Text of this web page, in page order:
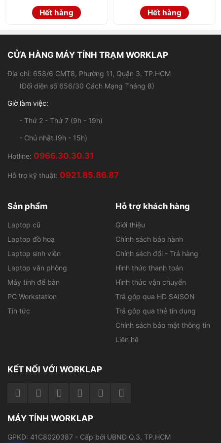
Thiết kế sang trọng, lịch sự đem đến sự yêu thích của
khách hàng
HP Elitebook Folio 9480M là dòng sản phẩm chuyên
dụng dành cho hướng tới người dùng là doanh nhân, chị
em yêu thích laptop thời trang, phong cách. HP
Elitebook Folio 9480M được các chuyên gia thiết kế
sang trọng, mảnh mai; chúng là sự phối hợp hài hoà
giữa hai màu tông lạnh đen huyền bí và bạc đan xen
nhau tạo ra sản phẩm không dễ gì bắt chước lại thể hiện
được phong cách của người dùng. Máy trông rất chắc
mà thôi.
Ngoài ra, thiết kế này còn giúp HP Elitebook Folio
lớp vỏ bằng nhôm màu bạc.
Hết hàng Hết hàng
CỬA HÀNG MÁY TÍNH TRẠM WORKLAP
Địa chỉ: 658/6 CMT8, Phường 11, Quận 3, TP.HCM
(Đối diện số 656/30 Cách Mạng Tháng 8)
Giờ làm việc:
- Thứ 2 - Thứ 7 (9h - 19h)
- Chủ nhật (9h - 15h)
Hotline: 0966.30.30.31
Hỗ trợ kỹ thuật: 0921.85.86.87
Sản phẩm
Laptop cũ
Laptop đồ hoạ
Laptop sinh viên
Laptop văn phòng
Máy tính để bàn
PC Workstation
Tin tức
Hỗ trợ khách hàng
Giới thiệu
Chính sách bảo hành
Chính sách đổi - Trả hàng
Hình thức thanh toán
Hình thức vận chuyển
Trả góp qua HD SAISON
Trả góp qua thẻ tín dụng
Chính sách bảo mật thông tin
Liên hệ
KẾT NỐI VỚI WORKLAP
MÁY TÍNH WORKLAP
GPKD: 41C8020387 - Cấp bởi UBND Q.3, TP.HCM